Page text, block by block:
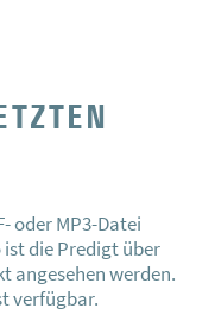
oder MP3-Datei
die Predigt über
angesehen werden.
verfügbar.